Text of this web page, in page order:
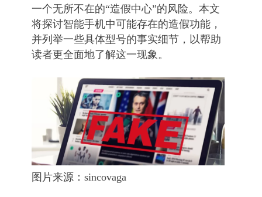
一个无所不在的“造假中心”的风险。本文
将探讨智能手机中可能存在的造假功能，
并列举一些具体型号的事实细节，以帮助
读者更全面地了解这一现象。
图片来源：sincovaga